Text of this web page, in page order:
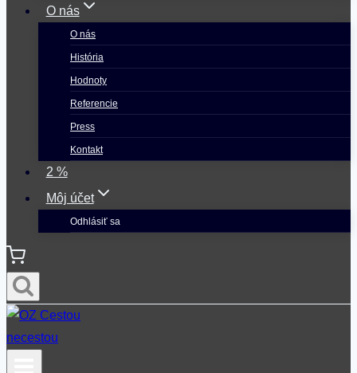
O nás
O nás
História
Hodnoty
Referencie
Press
Kontakt
2 %
Môj účet
Odhlásiť sa